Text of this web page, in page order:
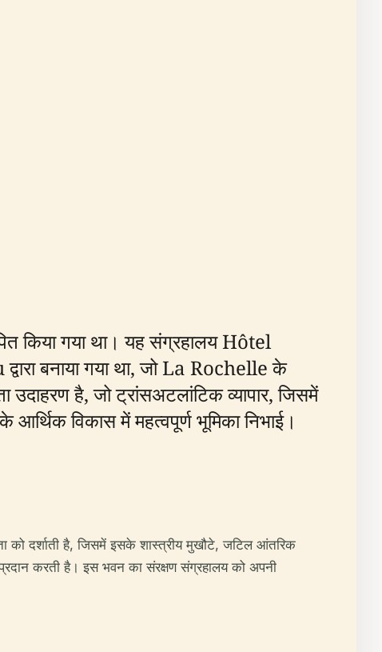
गया था। यह संग्रहालय Hôtel
बनाया गया था, जो La Rochelle के
है, जो ट्रांसअटलांटिक व्यापार, जिसमें
विकास में महत्वपूर्ण भूमिका निभाई।
को दर्शाती है, जिसमें इसके शास्त्रीय मुखौटे, जटिल आंतरिक
करती है। इस भवन का संरक्षण संग्रहालय को अपनी